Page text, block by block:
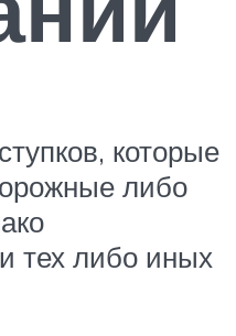
которые
либо
тех либо иных